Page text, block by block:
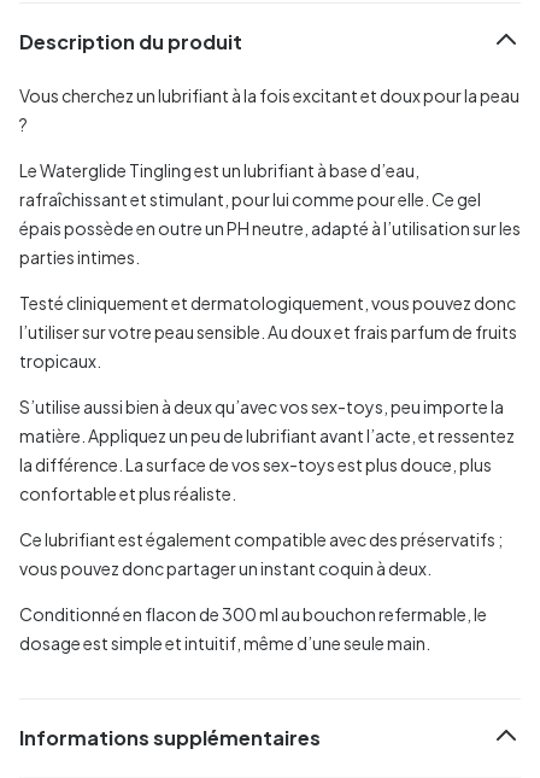
Description du produit
Vous cherchez un lubrifiant à la fois excitant et doux pour la peau
?
Le Waterglide Tingling est un lubrifiant à base d’eau,
rafraîchissant et stimulant, pour lui comme pour elle. Ce gel
épais possède en outre un PH neutre, adapté à l’utilisation sur les
parties intimes.
Testé cliniquement et dermatologiquement, vous pouvez donc
l’utiliser sur votre peau sensible. Au doux et frais parfum de fruits
tropicaux.
S’utilise aussi bien à deux qu’avec vos sex-toys, peu importe la
matière. Appliquez un peu de lubrifiant avant l’acte, et ressentez
la différence. La surface de vos sex-toys est plus douce, plus
confortable et plus réaliste.
Ce lubrifiant est également compatible avec des préservatifs ;
vous pouvez donc partager un instant coquin à deux.
Conditionné en flacon de 300 ml au bouchon refermable, le
dosage est simple et intuitif, même d’une seule main.
Informations supplémentaires